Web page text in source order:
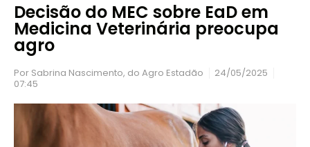
Decisão do MEC sobre EaD em
Medicina Veterinária preocupa
agro
Por Sabrina Nascimento, do Agro Estadão
24/05/2025
07:45